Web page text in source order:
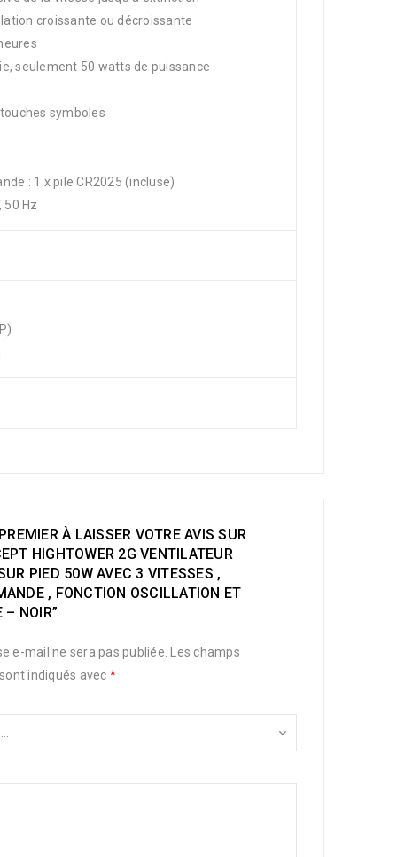
croissante ou décroissante
seulement 50 watts de puissance
symboles
: 1 x pile CR2025 (incluse)
50 Hz
À LAISSER VOTRE AVIS SUR
HIGHTOWER 2G VENTILATEUR
PIED 50W AVEC 3 VITESSES ,
, FONCTION OSCILLATION ET
– NOIR”
e-mail ne sera pas publiée.
Les champs
indiqués avec *